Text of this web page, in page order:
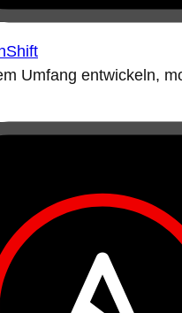
Umfang entwickeln,